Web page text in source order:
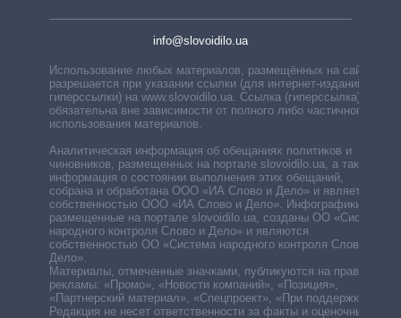
info@slovoidilo.ua
Использование любых материалов, размещённых на сайте,
разрешается при указании ссылки (для интернет-изданий —
гиперссылки) на www.slovoidilo.ua. Ссылка (гиперссылка)
обязательна вне зависимости от полного либо частичного
использования материалов.
Аналитическая информация об обещаниях политиков и
чиновников, размещенных на портале slovoidilo.ua, а также
информация о состоянии выполнения этих обещаний,
собрана и обработана ООО «ИА Слово и Дело» и является
собственностью ООО «ИА Слово и Дело». Инфографики,
размещенные на портале slovoidilo.ua, созданы ОО «Система
народного контроля Слово и Дело» и являются
собственностью ОО «Система народного контроля Слово и
Дело».
Материалы, отмеченные значками, публикуются на правах
рекламы: «Промо», «Новости компаний», «Позиция»,
«Партнерский материал», «Спецпроект», «При поддержке».
Редакция не несет ответственности за факты и оценочные